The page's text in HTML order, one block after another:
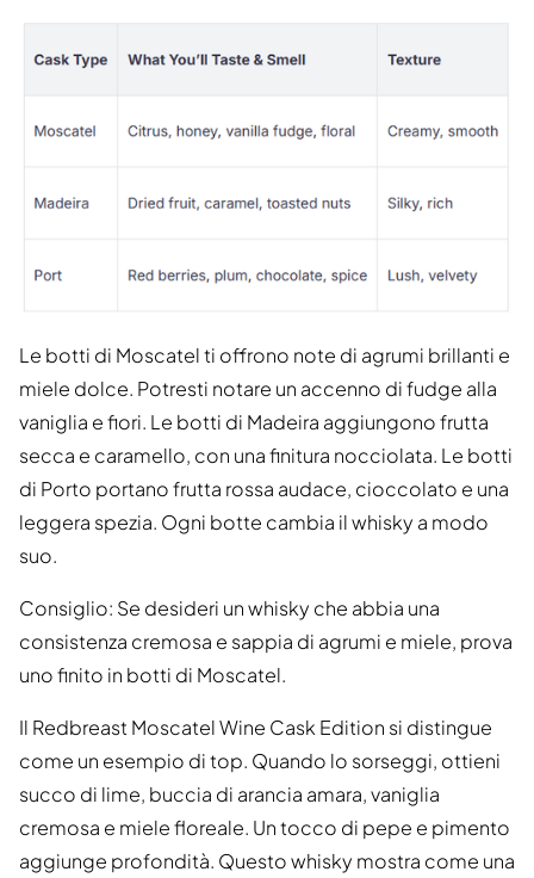
Le botti di Moscatel ti offrono note di agrumi brillanti e
miele dolce. Potresti notare un accenno di fudge alla
vaniglia e fiori. Le botti di Madeira aggiungono frutta
secca e caramello, con una finitura nocciolata. Le botti
di Porto portano frutta rossa audace, cioccolato e una
leggera spezia. Ogni botte cambia il whisky a modo
suo.
Consiglio: Se desideri un whisky che abbia una
consistenza cremosa e sappia di agrumi e miele, prova
uno finito in botti di Moscatel.
Il Redbreast Moscatel Wine Cask Edition si distingue
come un esempio di top. Quando lo sorseggi, ottieni
succo di lime, buccia di arancia amara, vaniglia
cremosa e miele floreale. Un tocco di pepe e pimento
aggiunge profondità. Questo whisky mostra come una